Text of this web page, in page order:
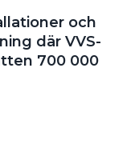
och
där VVS-
700 000